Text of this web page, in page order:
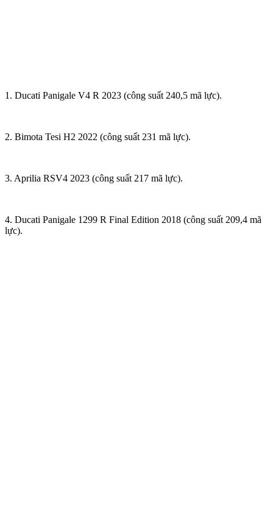
1. Ducati Panigale V4 R 2023 (công suất 240,5 mã lực).
2. Bimota Tesi H2 2022 (công suất 231 mã lực).
3. Aprilia RSV4 2023 (công suất 217 mã lực).
4. Ducati Panigale 1299 R Final Edition 2018 (công suất 209,4 mã
lực).